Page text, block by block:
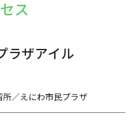
ス
ラザアイル
／えにわ市民プラザ